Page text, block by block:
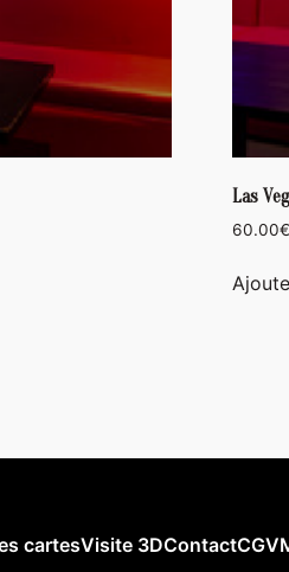
Las
60.00€
cartesVisite 3DContactCGV